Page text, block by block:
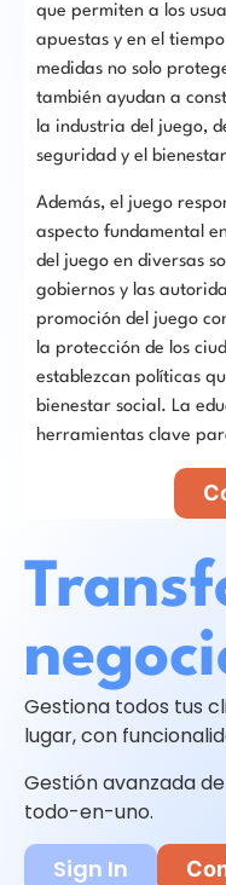
que permiten a los
apuestas y en el
medidas no solo
también ayudan a
la industria del juego,
seguridad y el
Además, el juego
aspecto fundamental
del juego en diversas
gobiernos y las
promoción del juego
la protección de los
establezcan políticas
bienestar social. La
herramientas clave
Gestiona todos tus
lugar, con
Gestión avanzada
todo-en-uno.
Sign In